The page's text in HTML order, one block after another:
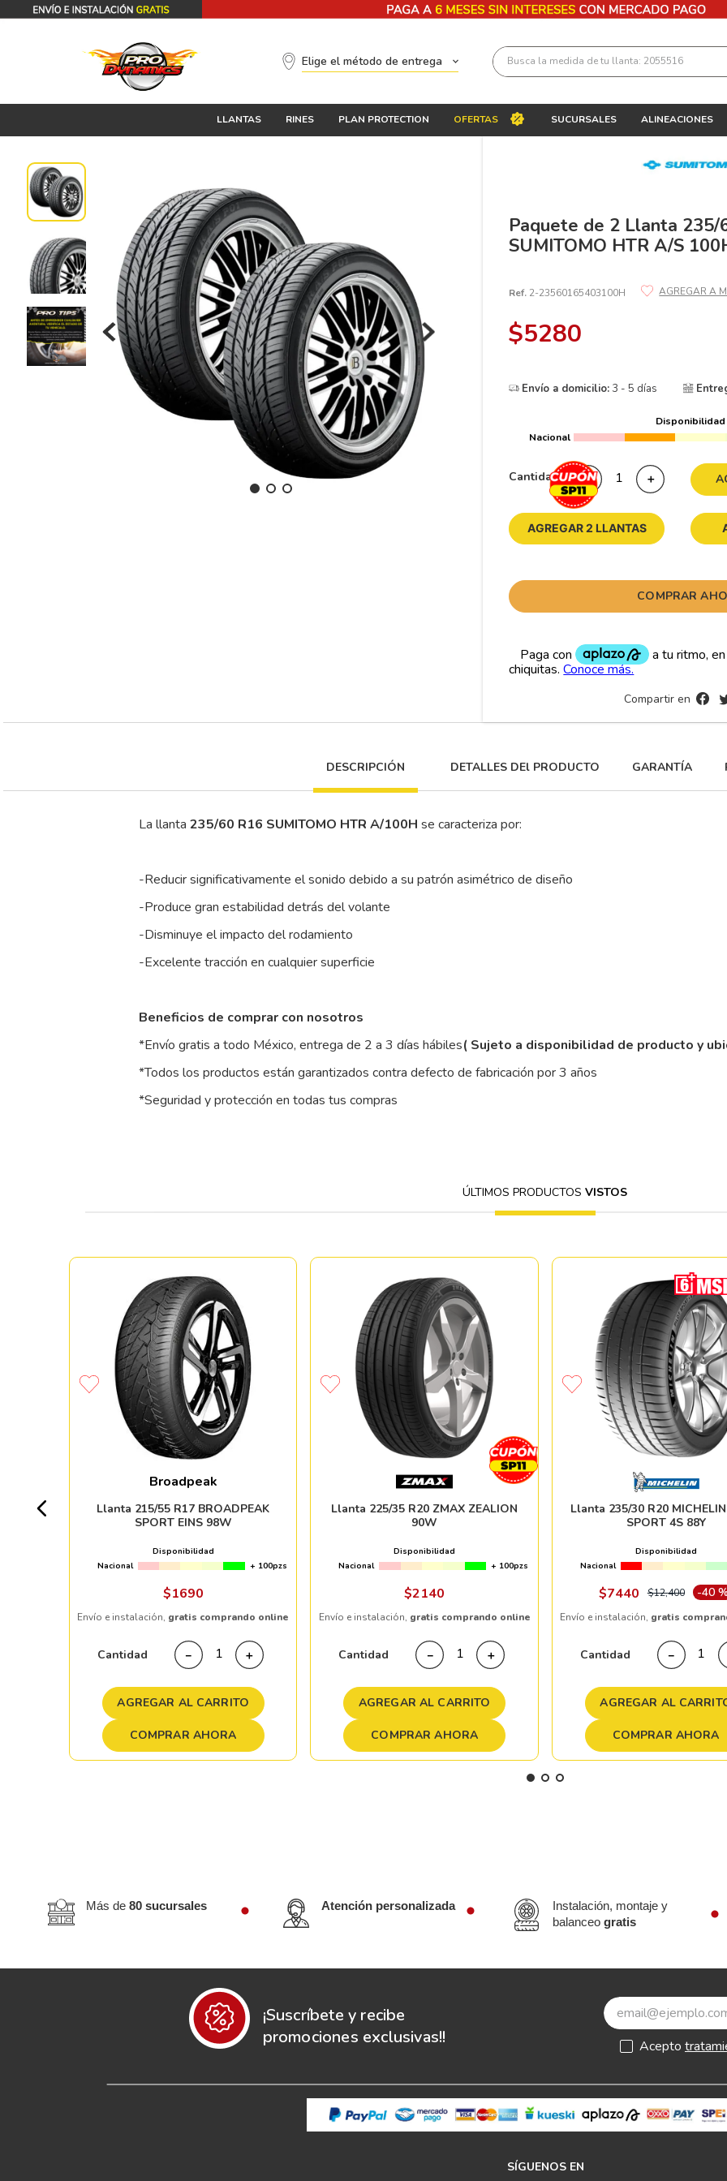
Elige el método de entrega Busca la medida de tu llanta: 2055516
LLANTAS RINES PLAN PROTECTION OFERTAS SUCURSALES ALINEACIONES
Paquete de 2 Llanta 235/
SUMITOMO HTR A/S
Ref. 2-23560165403100H
$5280
Envío a domicilio:3 - 5 días
Disponibilidad
Nacional
Cantidad ＋
－
AGREGAR 2 LLANTAS
COMPRAR
Compartir en
DESCRIPCIÓN DETALLES DEl PRODUCTO GARANTÍA
La llanta 235/60 R16 SUMITOMO HTR A/100H se caracteriza por:
-Reducir significativamente el sonido debido a su patrón asimétrico de diseño
-Produce gran estabilidad detrás del volante
-Disminuye el impacto del rodamiento
-Excelente tracción en cualquier superficie
Beneficios de comprar con nosotros
*Envío gratis a todo México, entrega de 2 a 3 días hábiles( Sujeto a disponibilidad de producto y
*Todos los productos están garantizados contra defecto de fabricación por 3 años
*Seguridad y protección en todas tus compras
ÚLTIMOS PRODUCTOSVISTOS
Broadpeak
Llanta 215/55 R17 BROADPEAK
SPORT EINS 98W
Disponibilidad
Nacional
+ 100pzs
$1690
Envío e instalación, gratis comprando online
Cantidad ＋
－
AGREGAR AL CARRITO
COMPRAR AHORA
Llanta 225/35 R20 ZMAX ZEALION
90W
Disponibilidad
Nacional
+ 100pzs
$2140
Envío e instalación, gratis comprando online
Cantidad ＋
－
AGREGAR AL CARRITO
COMPRAR AHORA
Llanta 235/30 R20
SPORT 4S 88Y
Disponibilidad
Nacional
$7440 $12,400 -40 %
Envío e instalación, gratis
Cantidad －
AGREGAR AL
COMPRAR AHORA
Más de 80 sucursales Atención personalizada
Instalación, montaje y
balanceogratis
¡Suscríbete y recibe
promociones exclusivas!!
Acepto
SÍGUENOS EN
Términos más buscados
195 65 15